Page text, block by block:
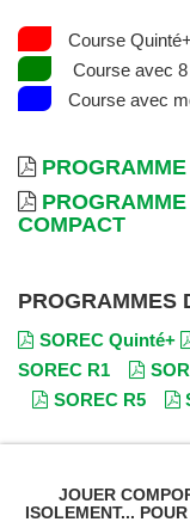
Course
Course avec
Course avec
COMPACT
PROGRAMMES
SOREC Quinté+
SOREC R1
SOREC R5
JOUER
ISOLEMENT...